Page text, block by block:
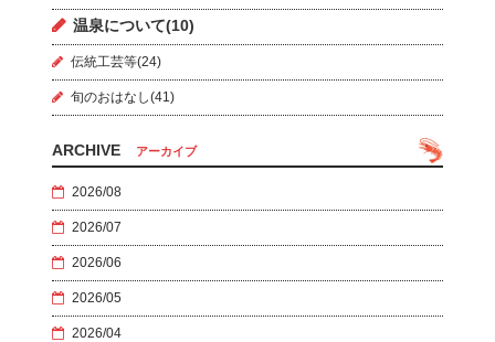
温泉について(10)
伝統工芸等(24)
旬のおはなし(41)
ARCHIVE アーカイブ
2026/08
2026/07
2026/06
2026/05
2026/04